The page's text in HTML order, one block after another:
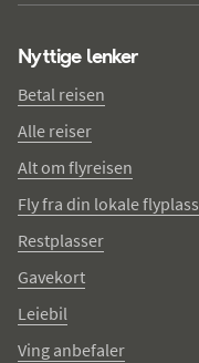
Nyttige lenker
Betal reisen
Alle reiser
Alt om flyreisen
Fly fra din lokale flyplass
Restplasser
Gavekort
Leiebil
Ving anbefaler